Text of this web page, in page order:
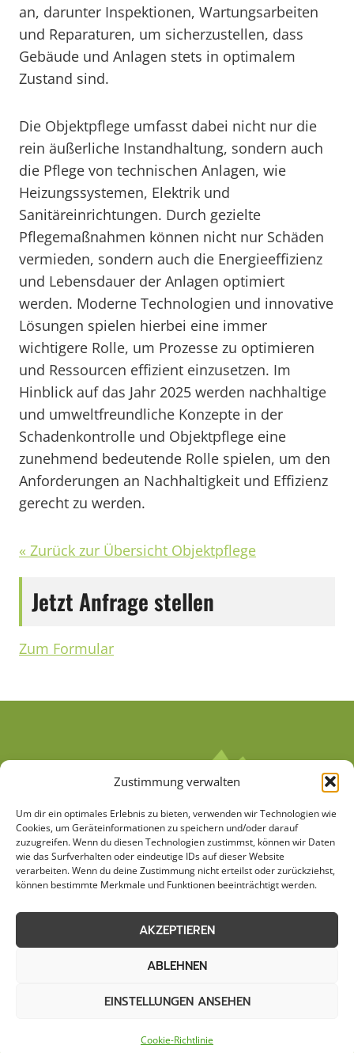
Zustimmung verwalten
Um dir ein optimales Erlebnis zu bieten, verwenden wir Technologien wie
Cookies, um Geräteinformationen zu speichern und/oder darauf
zuzugreifen. Wenn du diesen Technologien zustimmst, können wir Daten
wie das Surfverhalten oder eindeutige IDs auf dieser Website
verarbeiten. Wenn du deine Zustimmung nicht erteilst oder zurückziehst,
können bestimmte Merkmale und Funktionen beeinträchtigt werden.
AKZEPTIEREN
ABLEHNEN
EINSTELLUNGEN ANSEHEN
Cookie-Richtlinie
an, darunter Inspektionen, Wartungsarbeiten
und Reparaturen, um sicherzustellen, dass
Gebäude und Anlagen stets in optimalem
Zustand sind.
Die Objektpflege umfasst dabei nicht nur die
rein äußerliche Instandhaltung, sondern auch
die Pflege von technischen Anlagen, wie
Heizungssystemen, Elektrik und
Sanitäreinrichtungen. Durch gezielte
Pflegemaßnahmen können nicht nur Schäden
vermieden, sondern auch die Energieeffizienz
und Lebensdauer der Anlagen optimiert
werden. Moderne Technologien und innovative
Lösungen spielen hierbei eine immer
wichtigere Rolle, um Prozesse zu optimieren
und Ressourcen effizient einzusetzen. Im
Hinblick auf das Jahr 2025 werden nachhaltige
und umweltfreundliche Konzepte in der
Schadenkontrolle und Objektpflege eine
zunehmend bedeutende Rolle spielen, um den
Anforderungen an Nachhaltigkeit und Effizienz
gerecht zu werden.
« Zurück zur Übersicht Objektpflege
Jetzt Anfrage stellen
Zum Formular
AGB
Datenschutzerklärung
Cookie-Richtlinie (EU)
Kontakt
Impressum
Sitemap